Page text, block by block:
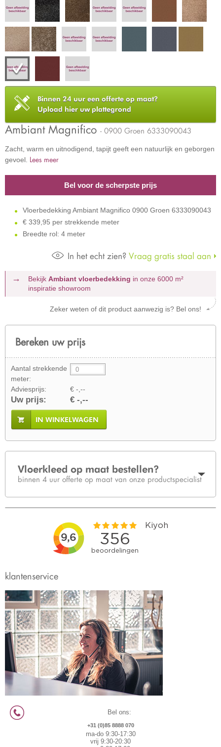
Binnen 24 uur een offerte op maat?
Upload hier uw plattegrond
Ambiant Magnifico - 0900 Groen 6333090043
Zacht, warm en uitnodigend, tapijt geeft een natuurlijk en geborgen
gevoel. Lees meer
Bel voor de scherpste prijs
Vloerbedekking Ambiant Magnifico 0900 Groen 6333090043
€ 339,95 per strekkende meter
Breedte rol: 4 meter
In het echt zien? Vraag gratis staal aan
Bekijk Ambiant vloerbedekking in onze 6000 m²
inspiratie showroom
Zeker weten of dit product aanwezig is? Bel ons!
Bereken uw prijs
Aantal strekkende
meter:
Adviesprijs:
€ -,--
Uw prijs: € -,--
IN WINKELWAGEN
Vloerkleed op maat bestellen?
binnen 4 uur offerte op maat van onze productspecialist
klantenservice
Bel ons:
+31 (0)85 8888 070
ma-do 9:30-17:30
vrij 9:30-20:30